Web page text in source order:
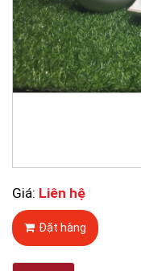
Giá: Liên hệ
Đặt hàng